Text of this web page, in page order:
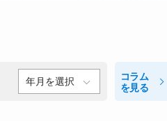
コラム
を見る